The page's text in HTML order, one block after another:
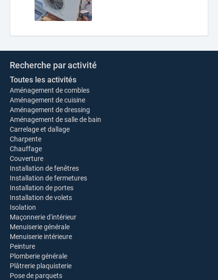
Recherche par activité
Toutes les activités
Aménagement de combles
Aménagement de cuisine
Aménagement de dressing
Aménagement de salle de bain
Carrelage et dallage
Charpente
Chauffage
Couverture
Installation de fenêtres
Installation de fermetures
Installation de portes
Installation de volets
Isolation
Maçonnerie d'intérieur
Menuiserie générale
Menuiserie intérieure
Peinture
Plomberie générale
Plâtrerie plaquisterie
Pose de parquets